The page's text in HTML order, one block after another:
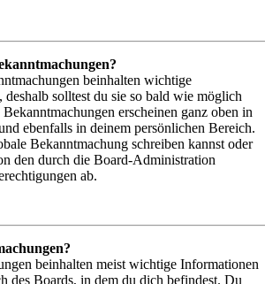
beinhalten wichtige
deshalb solltest du sie so bald wie möglich
erscheinen ganz oben in
ebenfalls in deinem persönlichen Bereich.
Bekanntmachung schreiben kannst oder
den durch die Board-Administration
ab.
beinhalten meist wichtige Informationen
des Boards, in dem du dich befindest. Du